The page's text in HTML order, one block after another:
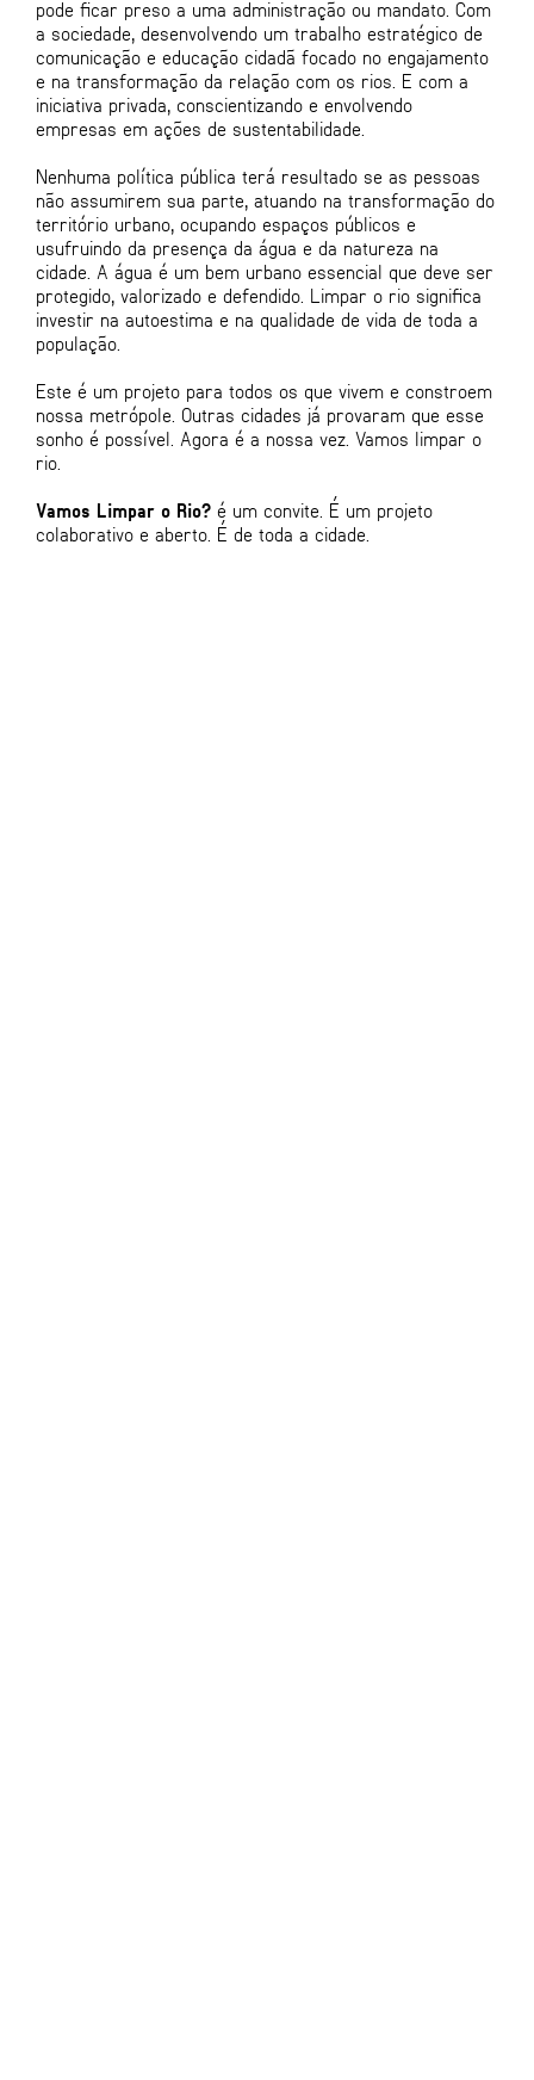
pode ficar preso a uma administração ou mandato. Com
a sociedade, desenvolvendo um trabalho estratégico de
comunicação e educação cidadã focado no engajamento
e na transformação da relação com os rios. E com a
iniciativa privada, conscientizando e envolvendo
empresas em ações de sustentabilidade.
Nenhuma política pública terá resultado se as pessoas
não assumirem sua parte, atuando na transformação do
território urbano, ocupando espaços públicos e
usufruindo da presença da água e da natureza na
cidade. A água é um bem urbano essencial que deve ser
protegido, valorizado e defendido. Limpar o rio significa
investir na autoestima e na qualidade de vida de toda a
população.
Este é um projeto para todos os que vivem e constroem
nossa metrópole. Outras cidades já provaram que esse
sonho é possível. Agora é a nossa vez. Vamos limpar o
rio.
Vamos Limpar o Rio? é um convite. É um projeto
colaborativo e aberto. É de toda a cidade.